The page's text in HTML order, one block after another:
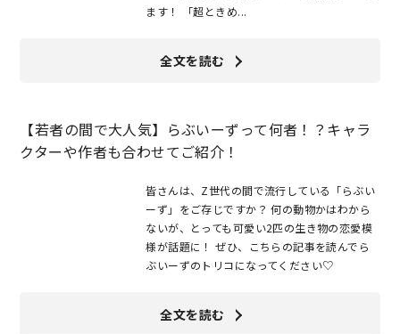
ます！ 「超ときめ...
全文を読む
【若者の間で大人気】らぶいーずって何者！？キャラ
クターや作者も合わせてご紹介！
皆さんは、Z世代の間で流行している「らぶい
ーず」をご存じですか？ 何の動物かはわから
ないが、とっても可愛い2匹の生き物の恋愛模
様が話題に！ ぜひ、こちらの記事を読んでら
ぶいーずのトリコになってください♡
全文を読む